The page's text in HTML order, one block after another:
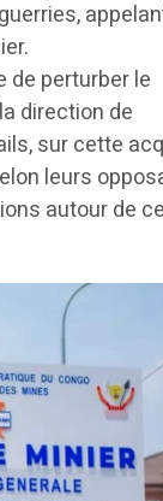
de perturber le
direction de
sur cette
leurs
autour de ce